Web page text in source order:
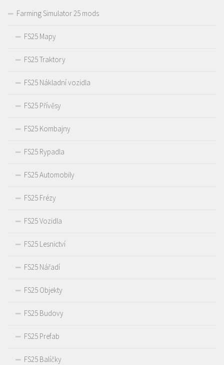
Farming Simulator 25 mods
FS25 Mapy
FS25 Traktory
FS25 Nákladní vozidla
FS25 Přívěsy
FS25 Kombajny
FS25 Rypadla
FS25 Automobily
FS25 Frézy
FS25 Vozidla
FS25 Lesnictví
FS25 Nářadí
FS25 Objekty
FS25 Budovy
FS25 Prefab
FS25 Balíčky